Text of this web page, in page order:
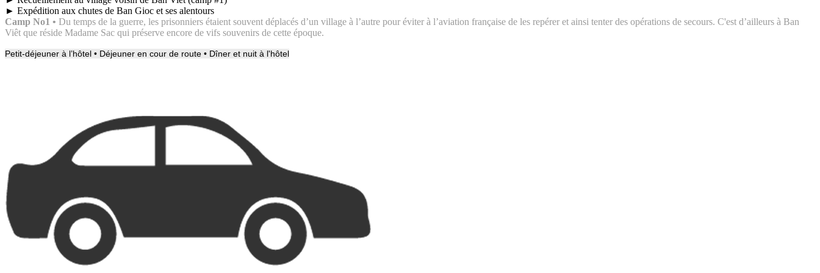
► Expédition aux chutes de Ban Gioc et ses alentours
Camp No1 • Du temps de la guerre, les prisonniers étaient souvent déplacés d’un village à l’autre pour éviter à l’aviation française de les repérer et ainsi tenter des opérations de secours. C'est d’ailleurs à Ban
Viêt que réside Madame Sac qui préserve encore de vifs souvenirs de cette époque.
Petit-déjeuner à l’hôtel • Déjeuner en cour de route • Dîner et nuit à l'hôtel